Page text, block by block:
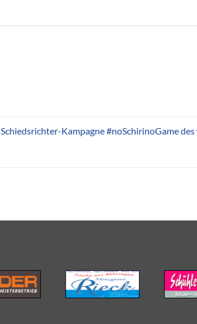
Schiedsrichter-Kampagne #noSchirinoGame des